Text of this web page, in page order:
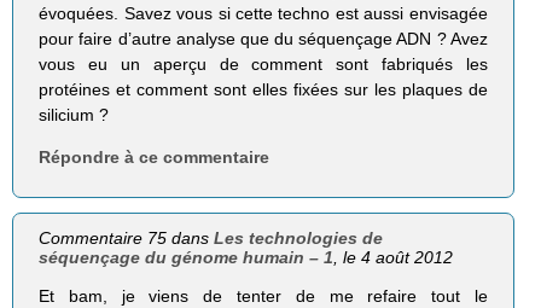
évoquées. Savez vous si cette techno est aussi envisagée
pour faire d’autre analyse que du séquençage ADN ? Avez
vous eu un aperçu de comment sont fabriqués les
protéines et comment sont elles fixées sur les plaques de
silicium ?
Répondre à ce commentaire
Commentaire 75 dansLes technologies de
séquençage du génome humain – 1, le 4 août 2012
Et bam, je viens de tenter de me refaire tout le